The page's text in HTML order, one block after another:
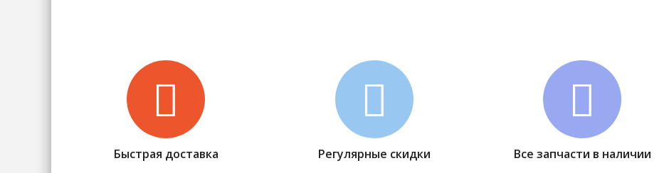
Быстрая доставка Регулярные скидки Все запчасти в наличии